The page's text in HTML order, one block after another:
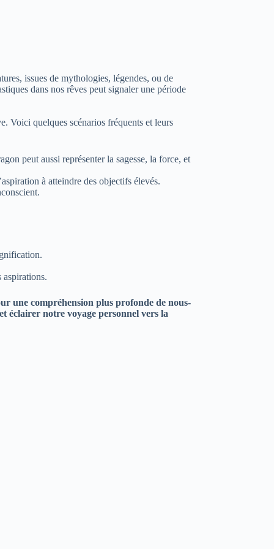
issues de mythologies, légendes, ou de
dans nos rêves peut signaler une période
Voici quelques scénarios fréquents et leurs
peut aussi représenter la sagesse, la force, et
à atteindre des objectifs élevés.
aspirations.
une compréhension plus profonde de nous-
éclairer notre voyage personnel vers la